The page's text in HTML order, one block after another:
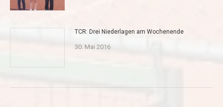
TCR: Drei Niederlagen am Wochenende
30. Mai 2016